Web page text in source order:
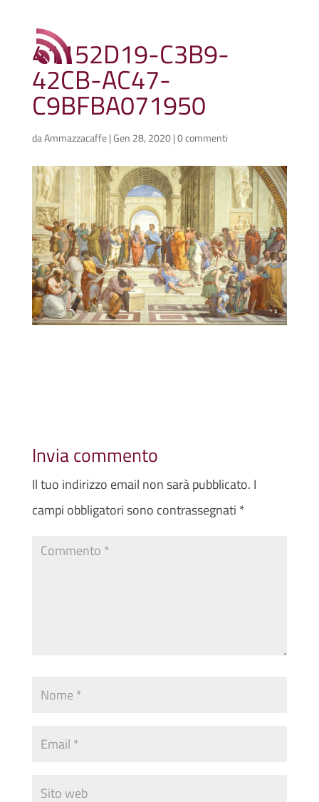
41152D19-C3B9-
42CB-AC47-
C9BFBA071950
daAmmazzacaffe|Gen 28, 2020|0 commenti
Invia commento
Il tuo indirizzo email non sarà pubblicato. I
campi obbligatori sono contrassegnati *